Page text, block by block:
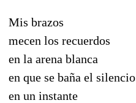
Mis brazos
mecen los recuerdos
en la arena blanca
en que se baña el silencio
en un instante